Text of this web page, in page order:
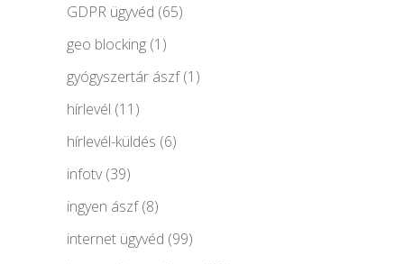
GDPR ügyvéd (65)
geo blocking (1)
gyógyszertár ászf(1)
hírlevél (11)
hírlevél-küldés (6)
infotv(39)
ingyen ászf(8)
internet ügyvéd (99)